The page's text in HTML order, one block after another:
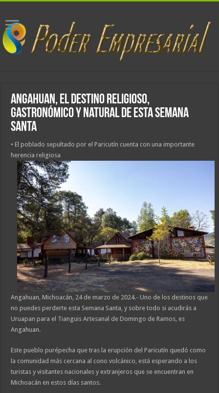
Angahuan, el destino religioso,
gastronómico y natural de esta Semana
Santa
• El poblado sepultado por el Paricutín cuenta con una importante
herencia religiosa
Angahuan, Michoacán, 24 de marzo de 2024.- Uno de los destinos que
no puedes perderte esta Semana Santa, y sobre todo si acudirás a
Uruapan para el Tianguis Artesanal de Domingo de Ramos, es
Angahuan.
Este pueblo purépecha que tras la erupción del Paricutín quedó como
la comunidad más cercana al cono volcánico, está esperando a los
turistas y visitantes nacionales y extranjeros que se encuentran en
Michoacán en estos días santos.